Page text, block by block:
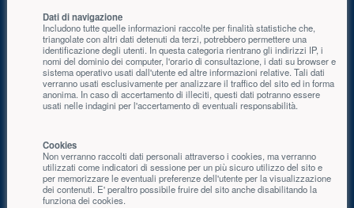
Dati di navigazione
Includono tutte quelle informazioni raccolte per finalità statistiche che,
triangolate con altri dati detenuti da terzi, potrebbero permettere una
identificazione degli utenti. In questa categoria rientrano gli indirizzi IP, i
nomi del dominio dei computer, l'orario di consultazione, i dati su browser e
sistema operativo usati dall'utente ed altre informazioni relative. Tali dati
verranno usati esclusivamente per analizzare il traffico del sito ed in forma
anonima. In caso di accertamento di illeciti, questi dati potranno essere
usati nelle indagini per l'accertamento di eventuali responsabilità.
Cookies
Non verranno raccolti dati personali attraverso i cookies, ma verranno
utilizzati come indicatori di sessione per un più sicuro utilizzo del sito e
per memorizzare le eventuali preferenze dell'utente per la visualizzazione
dei contenuti. E' peraltro possibile fruire del sito anche disabilitando la
funziona dei cookies.